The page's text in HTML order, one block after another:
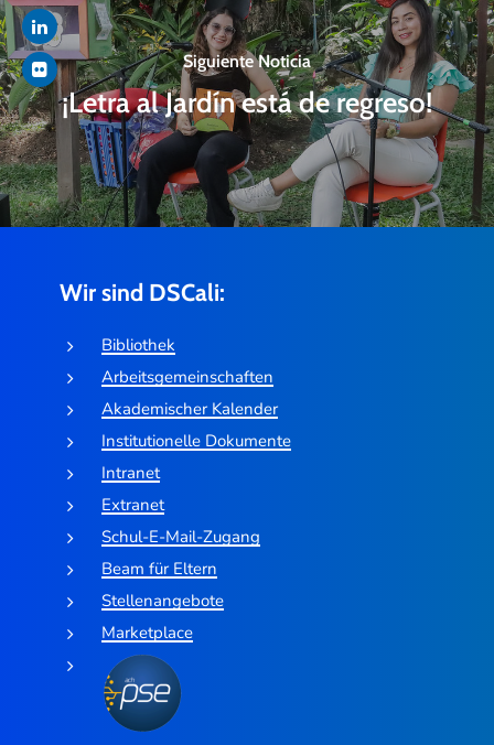
Siguiente Noticia
¡Letra al Jardín está de regreso!
Wir sind DSCali:
Bibliothek
Arbeitsgemeinschaften
Akademischer Kalender
Institutionelle Dokumente
Intranet
Extranet
Schul-E-Mail-Zugang
Beam für Eltern
Stellenangebote
Marketplace